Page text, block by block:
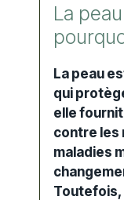
La
La peau
qui
elle
contre les
maladies
Toutefois,